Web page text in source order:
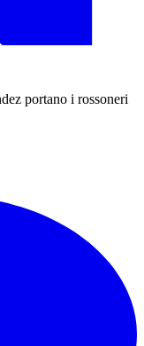
portano i rossoneri